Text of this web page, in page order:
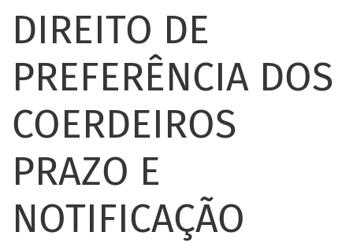
DIREITO DE
PREFERÊNCIA DOS
COERDEIROS
PRAZO E
NOTIFICAÇÃO